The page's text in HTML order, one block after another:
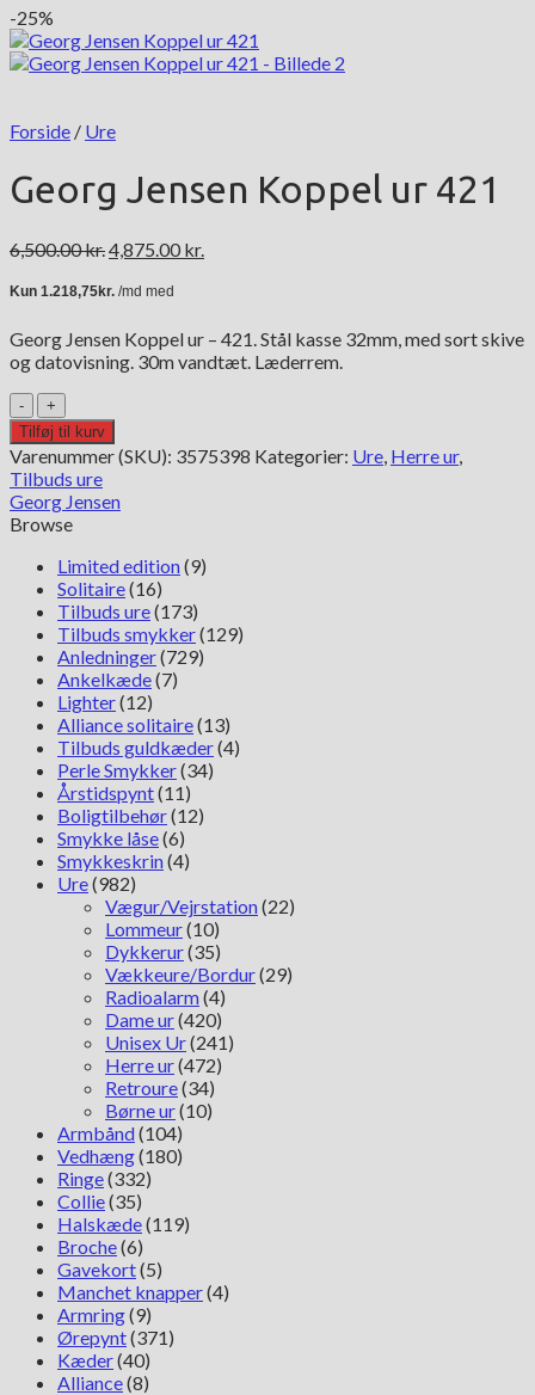
-25%
Forside / Ure
Georg Jensen Koppel ur 421
6,500.00kr.Den
pris
6,500.00 kr..
4,875.00 kr.
4,875.00 kr..
Georg Jensen Koppel ur – 421. Stål kasse 32mm, med sort skive
og datovisning. 30m vandtæt. Læderrem.
Georg
Jensen
Koppel
ur
421
antal
Tilføj til kurv
Varenummer (SKU): 3575398 Kategorier: Ure, Herre ur,
Tilbuds ure
Georg Jensen
Browse
Limited edition(9)
Solitaire(16)
Tilbuds ure(173)
Tilbuds smykker(129)
Anledninger(729)
Ankelkæde(7)
Lighter(12)
Alliance solitaire(13)
Tilbuds guldkæder(4)
Perle Smykker(34)
Årstidspynt(11)
Boligtilbehør(12)
Smykke låse(6)
Smykkeskrin(4)
Ure(982)
Vægur/Vejrstation(22)
Lommeur(10)
Dykkerur(35)
Vækkeure/Bordur(29)
Radioalarm(4)
Dame ur(420)
Unisex Ur(241)
Herre ur(472)
Retroure(34)
Børne ur(10)
Armbånd(104)
Vedhæng(180)
Ringe(332)
Collie(35)
Halskæde(119)
Broche(6)
Gavekort(5)
Manchet knapper(4)
Armring(9)
Ørepynt(371)
Kæder(40)
Alliance(8)